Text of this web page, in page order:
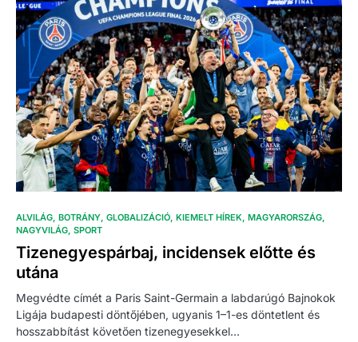
ALVILÁG BOTRÁNY GLOBALIZÁCIÓ KIEMELT HÍREK MAGYARORSZÁG
NAGYVILÁG SPORT
Tizenegyespárbaj, incidensek előtte és
utána
Megvédte címét a Paris Saint-Germain a labdarúgó Bajnokok
Ligája budapesti döntőjében, ugyanis 1–1-es döntetlent és
hosszabbítást követően tizenegyesekkel…